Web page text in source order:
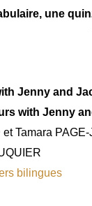
une
Jenny and
with Jenny
Tamara PAGE-
bilingues